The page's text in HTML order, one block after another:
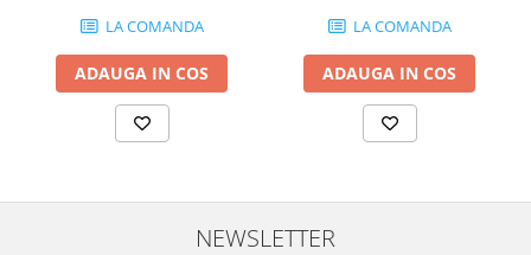
LA COMANDA
ADAUGA IN COS
LA COMANDA
ADAUGA IN COS
NEWSLETTER